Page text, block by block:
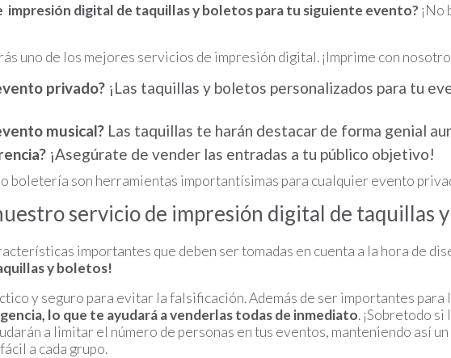
impresión digital de taquillas y boletospara tu siguiente evento?¡No
uno de los mejores servicios de impresión digital. ¡Imprime con
privado? ¡Las taquillas y boletos personalizados para tu
musical? Las taquillas te harán destacar de forma genial
¡Asegúrate de vender las entradas a tu público objetivo!
boletería son herramientas importantísimas para cualquier evento
servicio de impresión digital de taquillas
importantes que deben ser tomadas en cuenta a la hora de
y boletos!
y seguro para evitar la falsificación. Además de ser importantes para
lo que te ayudará a venderlas todas de inmediato. ¡Sobretodo
a limitar el número de personas en tus eventos, manteniendo así
a cada grupo.